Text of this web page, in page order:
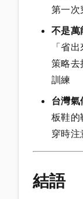
第一次
不是萬
「省
策略
訓練
台灣氣
板鞋的
穿時注
結語